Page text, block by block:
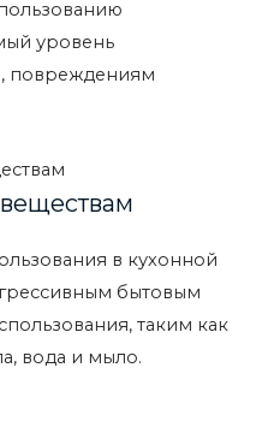
уровень
повреждениям
в кухонной
бытовым
таким как
вода и мыло.